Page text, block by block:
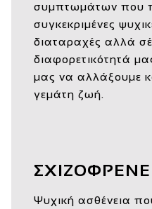
συμπτωμάτων που
συγκεκριμένες
διαταραχές αλλά
διαφορετικότητά
μας να αλλάξουμε
γεμάτη ζωή.
Ψυχική ασθένεια